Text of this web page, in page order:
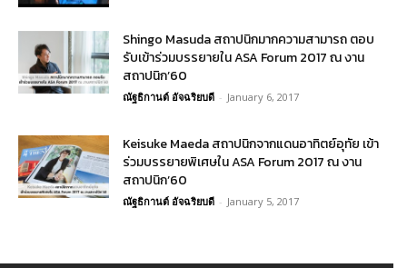
Shingo Masuda สถาปนิกมากความสามารถ ตอบ
รับเข้าร่วมบรรยายใน ASA Forum 2017 ณ งาน
สถาปนิก’60
ณัฐธิกานต์ อัจฉริยบดี - January 6, 2017
Keisuke Maeda สถาปนิกจากแดนอาทิตย์อุทัย เข้า
ร่วมบรรยายพิเศษใน ASA Forum 2017 ณ งาน
สถาปนิก’60
ณัฐธิกานต์ อัจฉริยบดี - January 5, 2017